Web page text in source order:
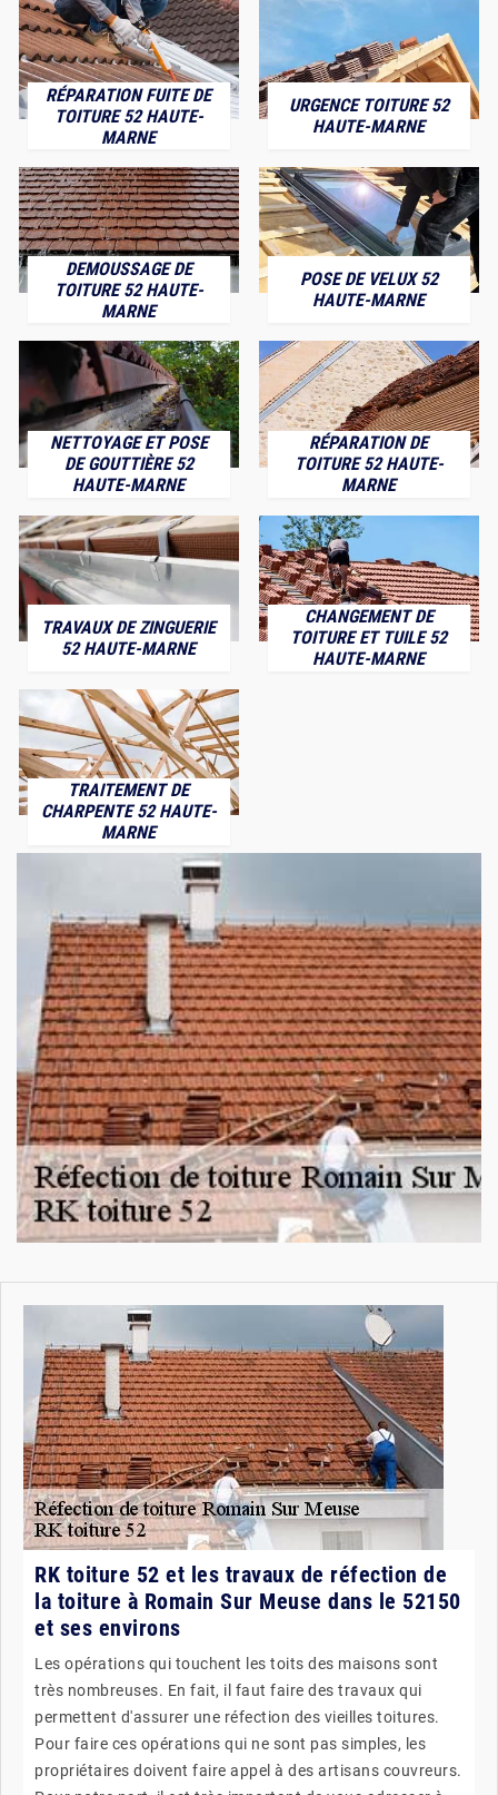
RÉPARATION FUITE DE
TOITURE 52 HAUTE-
MARNE
URGENCE TOITURE 52
HAUTE-MARNE
DEMOUSSAGE DE
TOITURE 52 HAUTE-
MARNE
POSE DE VELUX 52
HAUTE-MARNE
NETTOYAGE ET POSE
DE GOUTTIÈRE 52
HAUTE-MARNE
RÉPARATION DE
TOITURE 52 HAUTE-
MARNE
TRAVAUX DE ZINGUERIE
52 HAUTE-MARNE
CHANGEMENT DE
TOITURE ET TUILE 52
HAUTE-MARNE
TRAITEMENT DE
CHARPENTE 52 HAUTE-
MARNE
RK toiture 52 et les travaux de réfection de
la toiture à Romain Sur Meuse dans le 52150
et ses environs
Les opérations qui touchent les toits des maisons sont
très nombreuses. En fait, il faut faire des travaux qui
permettent d'assurer une réfection des vieilles toitures.
Pour faire ces opérations qui ne sont pas simples, les
propriétaires doivent faire appel à des artisans couvreurs.